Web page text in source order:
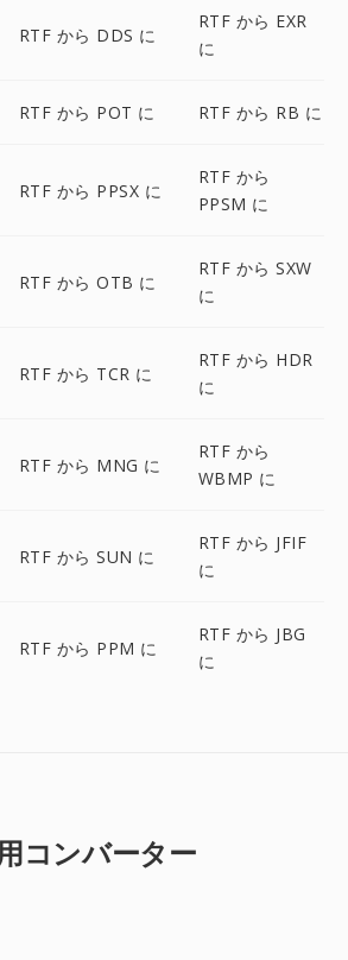
RTF から DDS に
RTF から EXR
に
RTF から POT に RTF から RB に
RTF から PPSX に
RTF から
PPSM に
RTF から OTB に
RTF から SXW
に
RTF から TCR に
RTF から HDR
に
RTF から MNG に
RTF から
WBMP に
RTF から SUN に
RTF から JFIF
に
RTF から PPM に
RTF から JBG
に
コンバーター